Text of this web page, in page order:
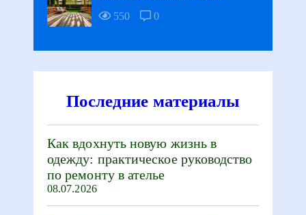
550
0
Последние материалы
Как вдохнуть новую жизнь в
одежду: практическое руководство
по ремонту в ателье
08.07.2026